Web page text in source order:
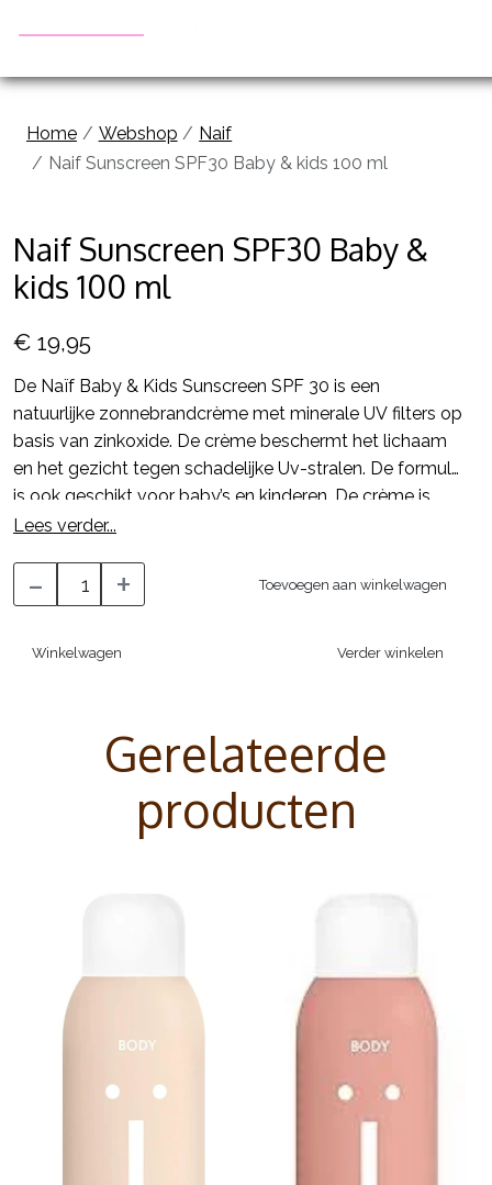
Home Webshop
Naif
Naif Sunscreen SPF30 Baby & kids 100 ml
Naif Sunscreen SPF30 Baby &
kids 100 ml
€ 19,95
De Naïf Baby & Kids Sunscreen SPF 30 is een
natuurlijke zonnebrandcrème met minerale UV filters op
basis van zinkoxide. De crème beschermt het lichaam
en het gezicht tegen schadelijke Uv-stralen. De formule
is ook geschikt voor baby’s en kinderen. De crème is
gemakkelijk aan te brengen en laat geen witte waas
Lees verder...
- + Toevoegen aan winkelwagen
Winkelwagen Verder winkelen
Gerelateerde
producten